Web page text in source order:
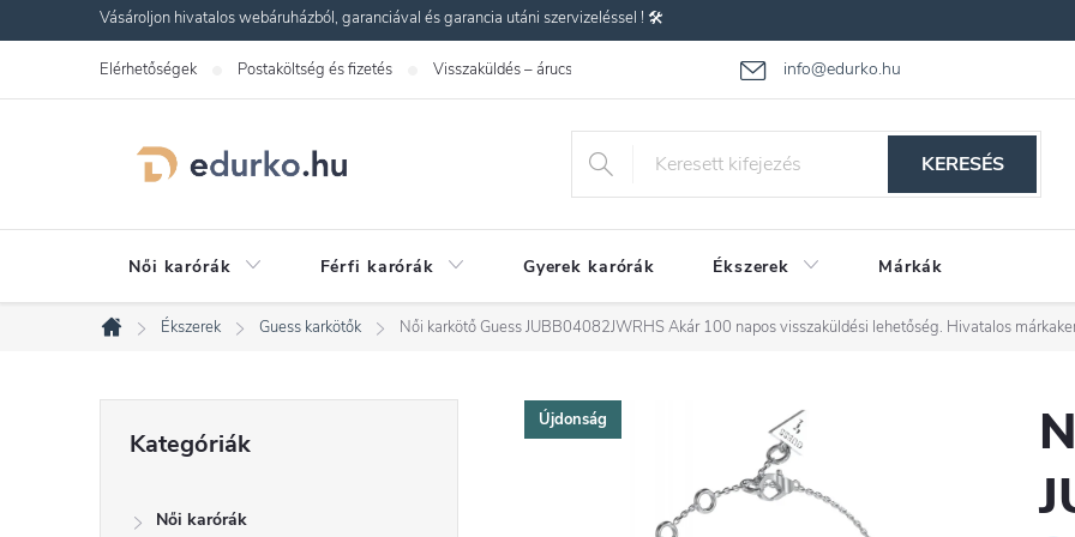
a
Vásároljon hivatalos webáruházból, garanciával és garancia utáni szervizeléssel ! 🛠️
info@edurko.hu
Elérhetőségek Postaköltség és fizetés Visszaküldés – árucsere Gyakran ismételt kérdések
KERESÉS
Női karórák Férfi karórák Gyerek karórák Ékszerek Márkák
Kezdőlap
Ékszerek Guess karkötők Női karkötő Guess JUBB04082JWRHSAkár 100 napos visszaküldési lehetőség. Hivatalos
O
átugrása
Kategóriák
Női karórák
Újdonság